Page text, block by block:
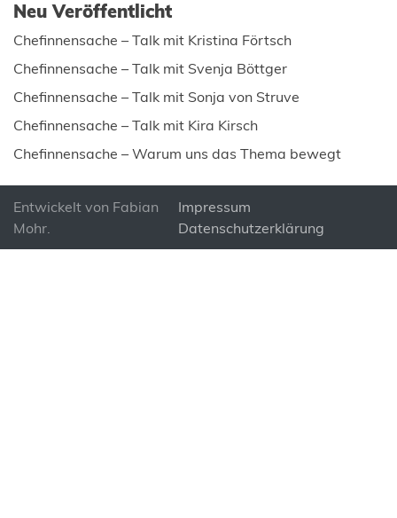
Neu Veröffentlicht
Chefinnensache – Talk mit Kristina Förtsch
Chefinnensache – Talk mit Svenja Böttger
Chefinnensache – Talk mit Sonja von Struve
Chefinnensache – Talk mit Kira Kirsch
Chefinnensache – Warum uns das Thema bewegt
Entwickelt von Fabian
Mohr.
Impressum
Datenschutzerklärung